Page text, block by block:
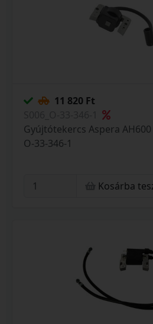
11 820 Ft
Gyújtótekercs Aspera
O-33-346-1
Kosárba